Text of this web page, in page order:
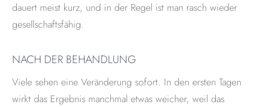
dauert meist kurz, und in der Regel ist man rasch wieder
gesellschaftsfähig.
NACH DER BEHANDLUNG
Viele sehen eine Veränderung sofort. In den ersten Tagen
wirkt das Ergebnis manchmal etwas weicher, weil das